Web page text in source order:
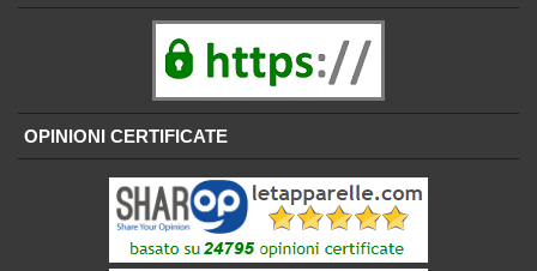
OPINIONI CERTIFICATE